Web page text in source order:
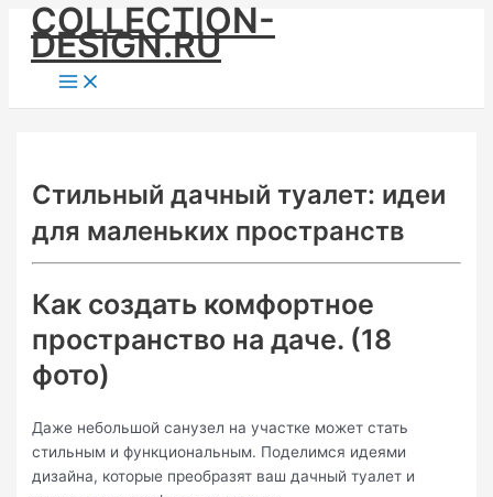
Skip
content
COLLECTION-
DESIGN.RU
Main
Menu
Стильный дачный туалет: идеи
для маленьких пространств
Как создать комфортное
пространство на даче. (18
фото)
Даже небольшой санузел на участке может стать
стильным и функциональным. Поделимся идеями
дизайна, которые преобразят ваш дачный туалет и